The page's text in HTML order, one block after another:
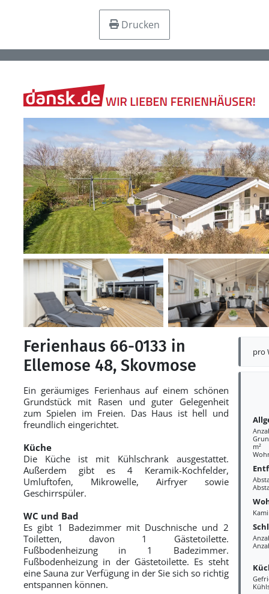
Drucken
pro
m²
Ferienhaus 66-0133 in
Ellemose 48, Skovmose
Ein geräumiges Ferienhaus auf einem schönen
Grundstück mit Rasen und guter Gelegenheit
zum Spielen im Freien. Das Haus ist hell und
freundlich eingerichtet.
Küche
Die Küche ist mit Kühlschrank ausgestattet.
Außerdem gibt es 4 Keramik-Kochfelder,
Umluftofen, Mikrowelle, Airfryer sowie
Geschirrspüler.
WC und Bad
Es gibt 1 Badezimmer mit Duschnische und 2
Toiletten, davon 1 Gästetoilette.
Fußbodenheizung in 1 Badezimmer.
Fußbodenheizung in der Gästetoilette. Es steht
eine Sauna zur Verfügung in der Sie sich so richtig
entspannen können.